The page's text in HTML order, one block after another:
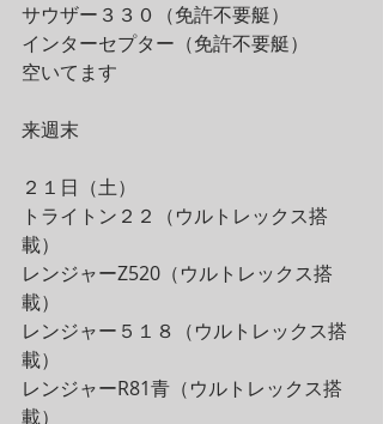
サウザー３３０（免許不要艇）
インターセプター（免許不要艇）
空いてます
来週末
２１日（土）
トライトン２２（ウルトレックス搭
載）
レンジャーZ520（ウルトレックス搭
載）
レンジャー５１８（ウルトレックス搭
載）
レンジャーR81青（ウルトレックス搭
載）